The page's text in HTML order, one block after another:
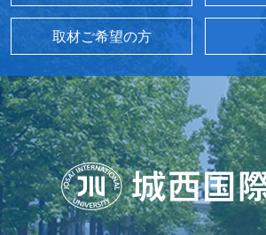
取材ご希望の方